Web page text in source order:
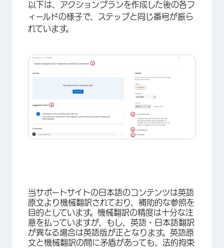
×
以下は、アクションプランを作成した後の各フ
ィールドの様子で、ステップと同じ番号が振ら
れています。
当サポートサイトの日本語のコンテンツは英語
原文より機械翻訳されており、補助的な参照を
目的としています。機械翻訳の精度は十分な注
意を払っていますが、もし、英語・日本語翻訳
が異なる場合は英語版が正となります。英語原
文と機械翻訳の間に矛盾があっても、法的拘束